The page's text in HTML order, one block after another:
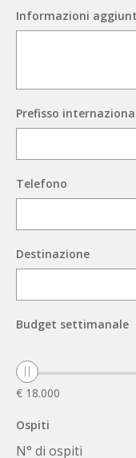
Informazioni
Prefisso
Telefono
Destinazione
Budget settimanale
€ 18.000
Ospiti
N° di ospiti